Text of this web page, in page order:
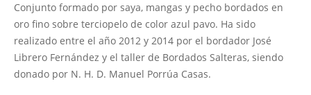
Conjunto formado por saya, mangas y pecho bordados en
oro fino sobre terciopelo de color azul pavo. Ha sido
realizado entre el año 2012 y 2014 por el bordador José
Librero Fernández y el taller de Bordados Salteras, siendo
donado por N. H. D. Manuel Porrúa Casas.